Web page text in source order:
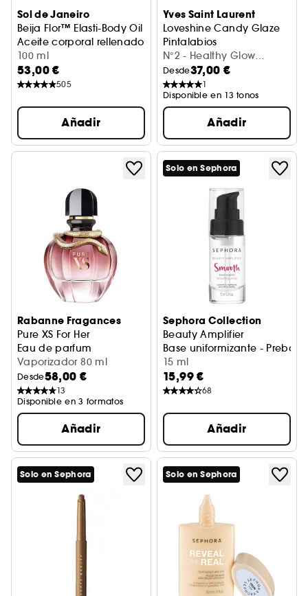
Sol de Janeiro
Beija Flor™ Elasti-Body Oil
Aceite corporal rellenador
100 ml
53,00 €
505
Añadir
Yves Saint Laurent
Loveshine Candy Glaze
Pintalabios
N°2 - Healthy Glow
Plumper (3,2 g)
Desde37,00 €
1
Disponible en 13 tonos
Añadir
Rabanne Fragances
Pure XS For Her
Eau de parfum
Vaporizador 80 ml
Desde58,00 €
13
Disponible en 3 formatos
Añadir
Solo en Sephora
Sephora Collection
Beauty Amplifier
Base uniformizante -
15 ml
15,99 €
68
Añadir
Solo en Sephora Solo en Sephora